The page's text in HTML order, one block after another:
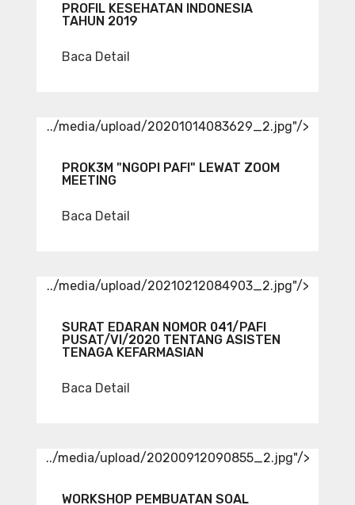
PROFIL KESEHATAN INDONESIA
TAHUN 2019
Baca Detail
../media/upload/20201014083629_2.jpg"/>
PROK3M "NGOPI PAFI" LEWAT ZOOM
MEETING
Baca Detail
../media/upload/20210212084903_2.jpg"/>
SURAT EDARAN NOMOR 041/PAFI
PUSAT/VI/2020 TENTANG ASISTEN
TENAGA KEFARMASIAN
Baca Detail
../media/upload/20200912090855_2.jpg"/>
WORKSHOP PEMBUATAN SOAL